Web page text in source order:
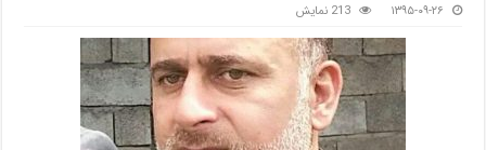
۱۳۹۵-۰۹-۲۶ 213 نمایش